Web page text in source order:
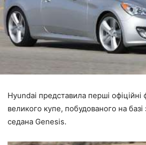
Hyundai представила перші офіційні
великого купе, побудованого на базі
седана Genesis.